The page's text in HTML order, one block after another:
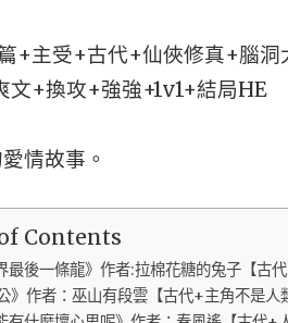
+主受+古代+仙俠修真+腦
文+換攻+強強+1v1+結局HE
情故事。
Contents
最後一條龍》作者:拉棉花糖的兔子【古代
》作者：巫山有段雲【古代+主角不是人